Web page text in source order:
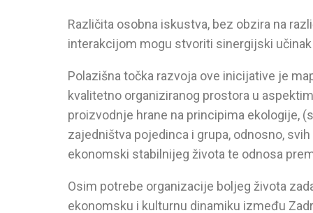
Različita osobna iskustva, bez obzira na
interakcijom mogu stvoriti sinergijski
Polazišna točka razvoja ove inicijative je
kvalitetno organiziranog prostora u
proizvodnje hrane na principima ekologije,
zajedništva pojedinca i grupa, odnosno,
ekonomski stabilnijeg života te odnosa
Osim potrebe organizacije boljeg života
ekonomsku i kulturnu dinamiku između